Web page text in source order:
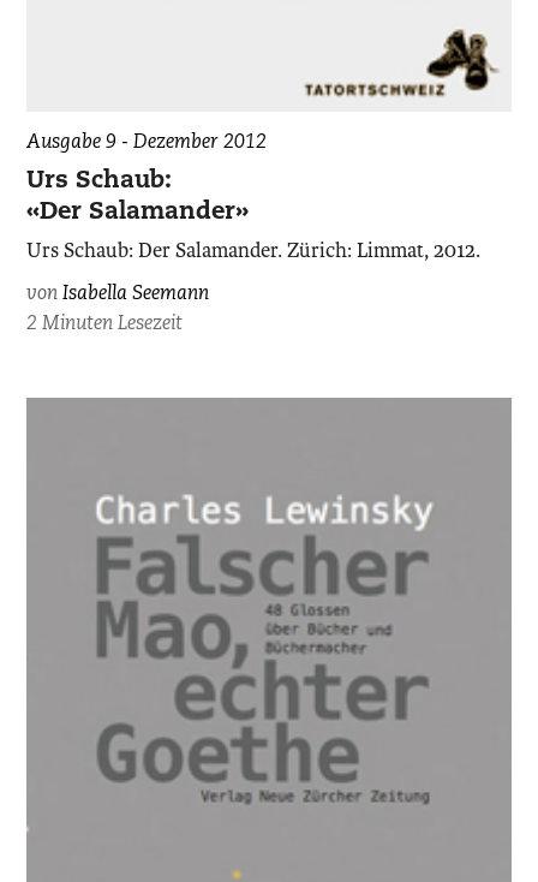
Ausgabe 9 - Dezember 2012
Urs Schaub:
«Der Salamander»
Urs Schaub: Der Salamander. Zürich: Limmat, 2012.
vonIsabella Seemann
2 Minuten Lesezeit